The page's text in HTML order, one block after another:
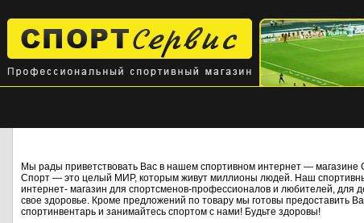
Мы рады приветствовать Вас в нашем спортивном интернет —
Спорт — это целый МИР, которым живут миллионы людей. Наш
интернет- магазин для спортсменов-профессионалов и любителей, для
свое здоровье. Кроме предложений по товару мы готовы предоставить
спортинвентарь и занимайтесь спортом с нами! Будьте здоровы!